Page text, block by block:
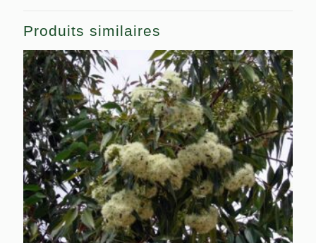
Produits similaires